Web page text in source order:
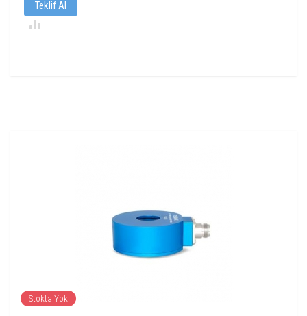
Teklif Al
Stokta Yok